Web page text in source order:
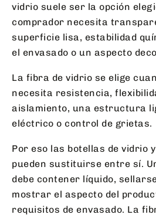
vidrio suele ser la opción
comprador necesita
superficie lisa, estabilidad
el envasado o un aspecto
La fibra de vidrio se elige
necesita resistencia,
aislamiento, una estructura
eléctrico o control de grietas.
Por eso las botellas de vidrio
pueden sustituirse entre sí.
debe contener líquido,
mostrar el aspecto del
requisitos de envasado. La